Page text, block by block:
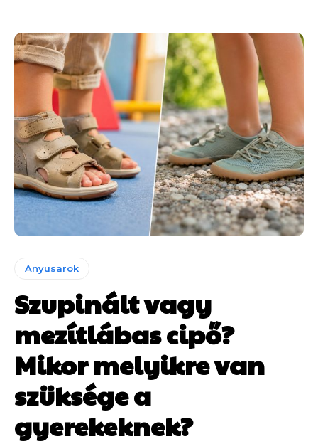
Anyusarok
Szupinált vagy
mezítlábas cipő?
Mikor melyikre van
szüksége a
gyerekeknek?